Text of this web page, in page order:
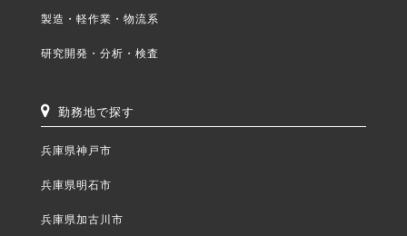
製造・軽作業・物流系
研究開発・分析・検査
勤務地で探す
兵庫県神戸市
兵庫県明石市
兵庫県加古川市